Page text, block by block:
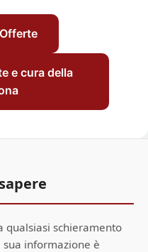
e cura della
qualsiasi schieramento
informazione è